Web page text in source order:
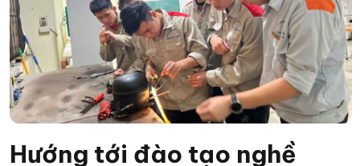
Hướng tới đào tạo nghề